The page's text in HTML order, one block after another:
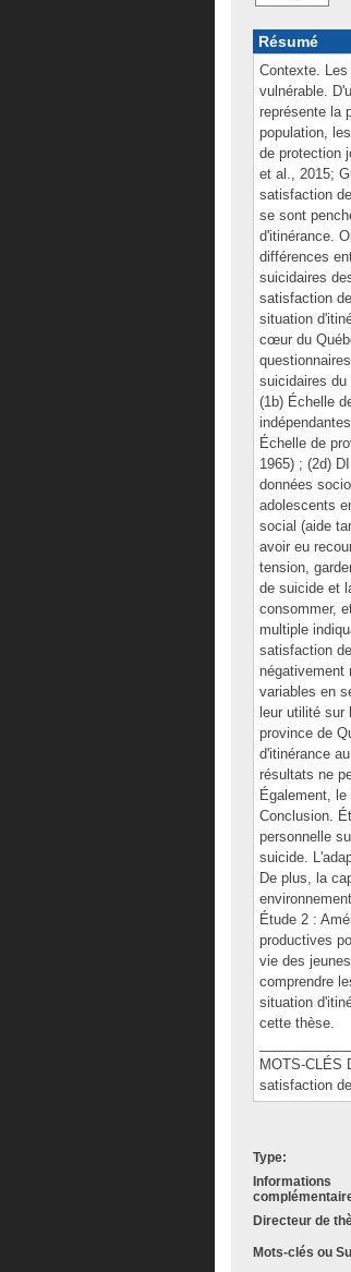
Résumé
Contexte.
vulnérable.
représente la
population,
de protection
et al., 2015;
satisfaction
se sont
d'itinérance.
différences
suicidaires
satisfaction
situation
cœur du
suicidaires du
(1b) Échelle
Échelle de
1965) ; (2d)
données
adolescents
social (aide
avoir eu
tension,
de suicide et
consommer,
multiple
satisfaction
négativement
variables en
leur utilité
province de
d'itinérance
résultats ne
Également,
Conclusion.
personnelle
suicide.
De plus, la
Étude 2 :
productives
vie des
comprendre
situation
cette thèse.
MOTS-CLÉS
satisfaction
Type:
Informations
Directeur de
Mots-clés ou